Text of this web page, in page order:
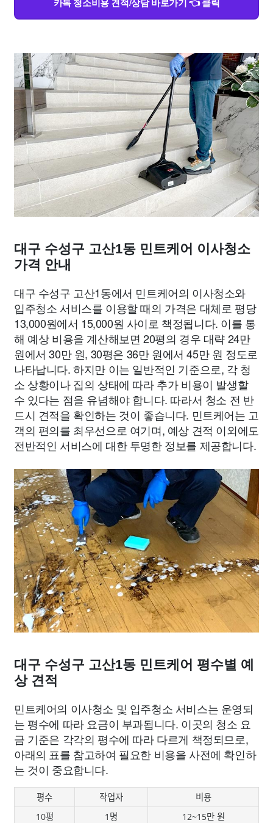
대구 수성구 고산1동 민트케어 이사청소
가격 안내
대구 수성구 고산1동에서 민트케어의 이사청소와
입주청소 서비스를 이용할 때의 가격은 대체로 평당
13,000원에서 15,000원 사이로 책정됩니다. 이를 통
해 예상 비용을 계산해보면 20평의 경우 대략 24만
원에서 30만 원, 30평은 36만 원에서 45만 원 정도로
나타납니다. 하지만 이는 일반적인 기준으로, 각 청
소 상황이나 집의 상태에 따라 추가 비용이 발생할
수 있다는 점을 유념해야 합니다. 따라서 청소 전 반
드시 견적을 확인하는 것이 좋습니다. 민트케어는 고
객의 편의를 최우선으로 여기며, 예상 견적 이외에도
전반적인 서비스에 대한 투명한 정보를 제공합니다.
대구 수성구 고산1동 민트케어 평수별 예
상 견적
민트케어의 이사청소 및 입주청소 서비스는 운영되
는 평수에 따라 요금이 부과됩니다. 이곳의 청소 요
금 기준은 각각의 평수에 따라 다르게 책정되므로,
아래의 표를 참고하여 필요한 비용을 사전에 확인하
는 것이 중요합니다.
평수 작업자
비용
10평
1명 12~15만 원